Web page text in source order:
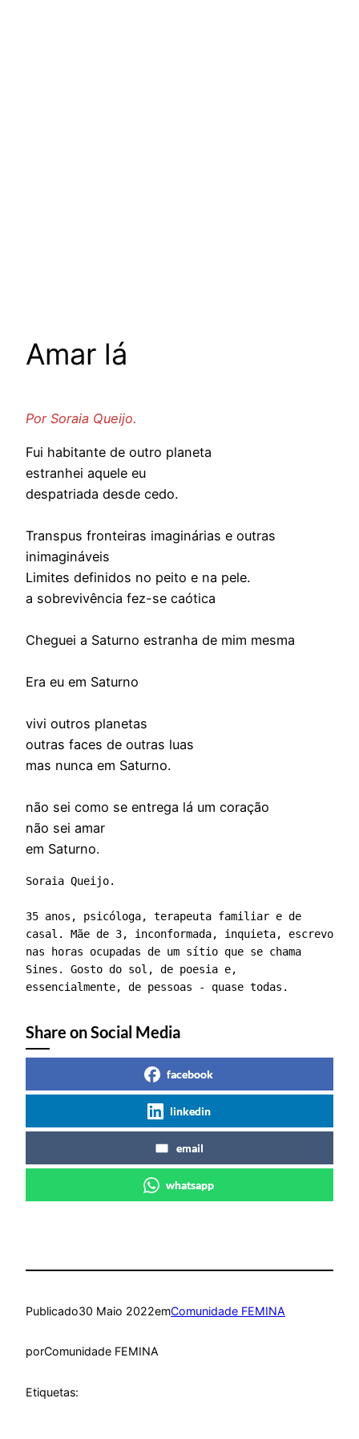
Amar lá
Por Soraia Queijo.
Fui habitante de outro planeta
estranhei aquele eu
despatriada desde cedo.
Transpus fronteiras imaginárias e outras
inimagináveis
Limites definidos no peito e na pele.
a sobrevivência fez-se caótica
Cheguei a Saturno estranha de mim mesma
Era eu em Saturno
vivi outros planetas
outras faces de outras luas
mas nunca em Saturno.
não sei como se entrega lá um coração
não sei amar
em Saturno.
Soraia Queijo.
35 anos, psicóloga, terapeuta familiar e de
casal. Mãe de 3, inconformada, inquieta, escrevo
nas horas ocupadas de um sítio que se chama
Sines. Gosto do sol, de poesia e,
essencialmente, de pessoas - quase todas.
Share on Social Media
facebook
linkedin
email
whatsapp
Publicado30 Maio 2022emComunidade FEMINA
porComunidade FEMINA
Etiquetas: